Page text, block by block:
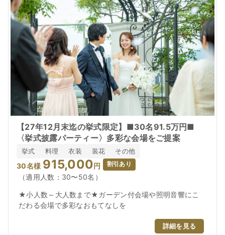
アクセス
よくあるご質問
ご列席の皆さまへ
見学予約
資料請求 お問い合わせ
【27年12月末迄の挙式限定】■30名91.5万円■
〈挙式披露パーティー〉多彩な会場をご提案
挙式 料理 衣装 装花 その他
30名様 915,000円 割引あり
（適用人数：30〜50名）
★小人数～大人数まで★ガーデン付会場や照明音響にこ
だわる会場で多彩なおもてなしを
詳細を見る